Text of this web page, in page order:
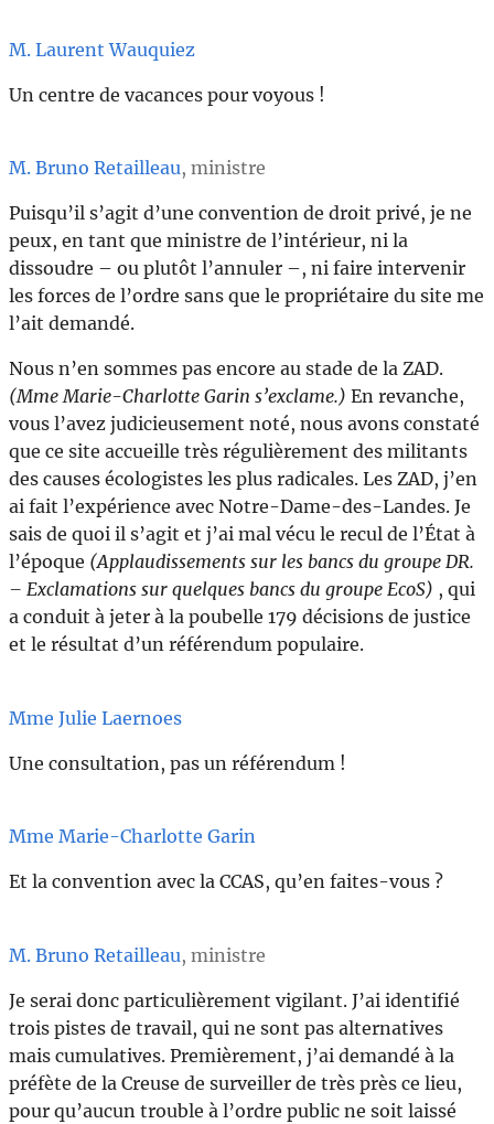
M. Laurent Wauquiez
Un centre de vacances pour voyous !
M. Bruno Retailleau, ministre
Puisqu’il s’agit d’une convention de droit privé, je ne
peux, en tant que ministre de l’intérieur, ni la
dissoudre – ou plutôt l’annuler –, ni faire intervenir
les forces de l’ordre sans que le propriétaire du site me
l’ait demandé.
Nous n’en sommes pas encore au stade de la ZAD.
(Mme Marie-Charlotte Garin s’exclame.) En revanche,
vous l’avez judicieusement noté, nous avons constaté
que ce site accueille très régulièrement des militants
des causes écologistes les plus radicales. Les ZAD, j’en
ai fait l’expérience avec Notre-Dame-des-Landes. Je
sais de quoi il s’agit et j’ai mal vécu le recul de l’État à
l’époque (Applaudissements sur les bancs du groupe DR.
– Exclamations sur quelques bancs du groupe EcoS) , qui
a conduit à jeter à la poubelle 179 décisions de justice
et le résultat d’un référendum populaire.
Mme Julie Laernoes
Une consultation, pas un référendum !
Mme Marie-Charlotte Garin
Et la convention avec la CCAS, qu’en faites-vous ?
M. Bruno Retailleau, ministre
Je serai donc particulièrement vigilant. J’ai identifié
trois pistes de travail, qui ne sont pas alternatives
mais cumulatives. Premièrement, j’ai demandé à la
préfète de la Creuse de surveiller de très près ce lieu,
pour qu’aucun trouble à l’ordre public ne soit laissé